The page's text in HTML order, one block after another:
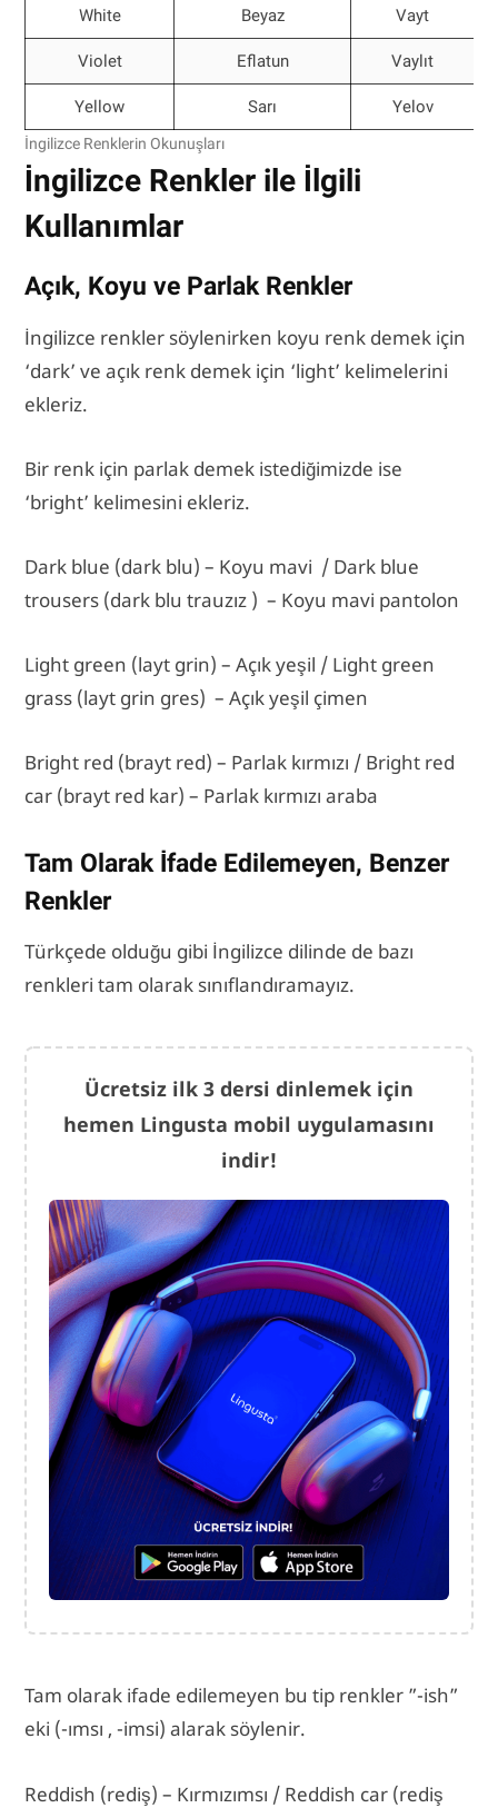
White Beyaz Vayt
Violet Eflatun Vaylıt
Yellow Sarı Yelov
İngilizce Renklerin Okunuşları
İngilizce Renkler ile İlgili
Kullanımlar
Açık, Koyu ve Parlak Renkler
İngilizce renkler söylenirken koyu renk demek için
‘dark’ ve açık renk demek için ‘light’ kelimelerini
ekleriz.
Bir renk için parlak demek istediğimizde ise
‘bright’ kelimesini ekleriz.
Dark blue (dark blu) – Koyu mavi / Dark blue
trousers (dark blu trauzız ) – Koyu mavi pantolon
Light green (layt grin) – Açık yeşil / Light green
grass (layt grin gres) – Açık yeşil çimen
Bright red (brayt red) – Parlak kırmızı / Bright red
car (brayt red kar) – Parlak kırmızı araba
Tam Olarak İfade Edilemeyen, Benzer
Renkler
Türkçede olduğu gibi İngilizce dilinde de bazı
renkleri tam olarak sınıflandıramayız.
Ücretsiz ilk 3 dersi dinlemek için
hemen Lingusta mobil uygulamasını
indir!
Tam olarak ifade edilemeyen bu tip renkler ”-ish”
eki (-ımsı , -imsi) alarak söylenir.
Reddish (rediş) – Kırmızımsı / Reddish car (rediş